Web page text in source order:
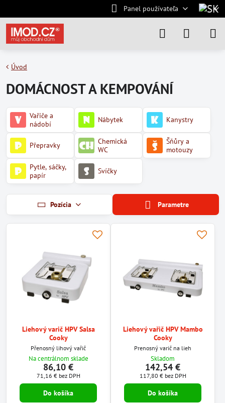
Panel používateľa
Úvod
DOMÁCNOST A KEMPOVÁNÍ
Vařiče a
nádobí
Nábytek Kanystry
Přepravky
Chemická
WC
Šňůry a
motouzy
Pytle, sáčky,
papír
Svíčky
Pozícia Parametre
Liehový varič HPV Salsa
Cooky
Přenosný lihový vařič
Na centrálnom sklade
86,10 €
71,16 € bez DPH
Do košíka
Liehový vařič HPV Mambo
Cooky
Prenosný varič na lieh
Skladom
142,54 €
117,80 € bez DPH
Do košíka